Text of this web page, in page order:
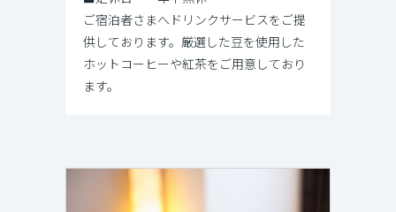
ご宿泊者さまへドリンクサービスをご提
供しております。厳選した豆を使用した
ホットコーヒーや紅茶をご用意しており
ます。